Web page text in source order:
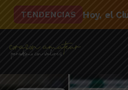
TENDENCIAS El detalle